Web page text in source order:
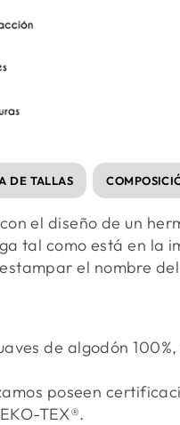
DE TALLAS
el diseño de un
tal como está en la
el nombre
de algodón
poseen
TEX®.